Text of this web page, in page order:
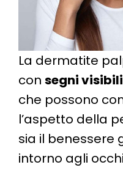
La dermatite
con segni
che possono
l’aspetto della
sia il benessere
intorno agli